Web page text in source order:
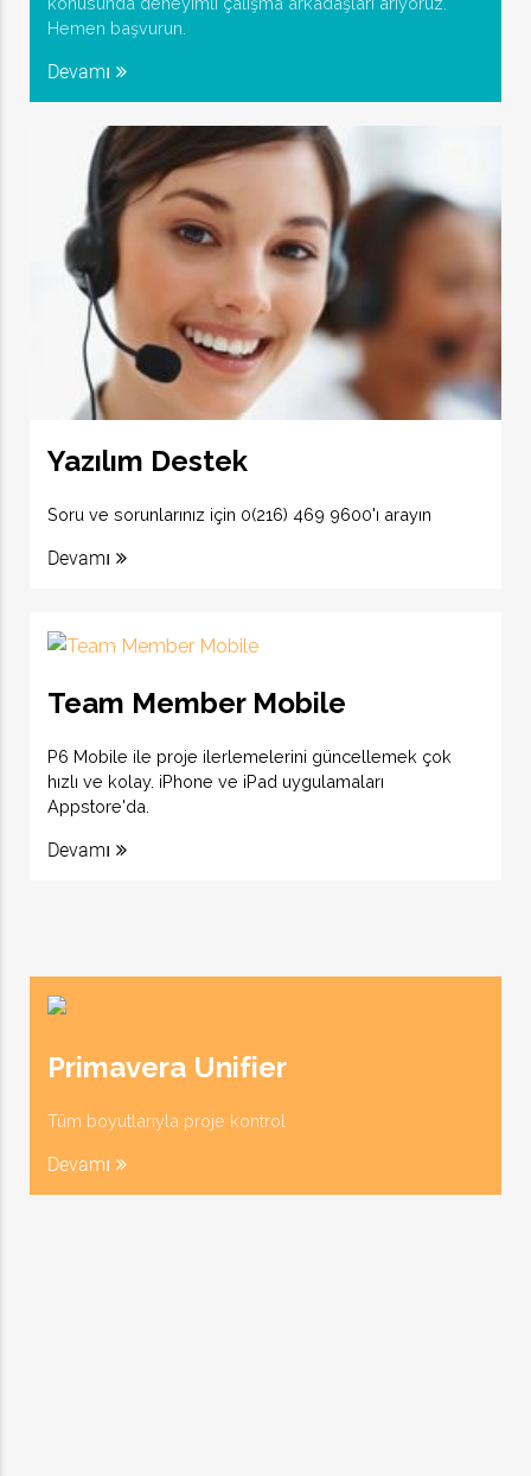
Hemen başvurun.
Devamı
Yazılım Destek
Soru ve sorunlarınız için 0(216) 469 9600'ı arayın
Devamı
Team Member Mobile
P6 Mobile ile proje ilerlemelerini güncellemek çok
hızlı ve kolay. iPhone ve iPad uygulamaları
Appstore'da.
Devamı
Primavera Unifier
Tüm boyutlarıyla proje kontrol
Devamı